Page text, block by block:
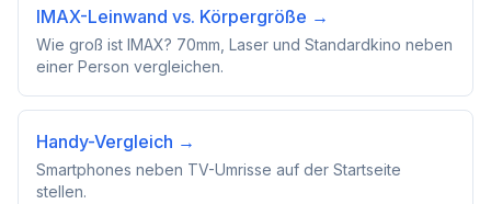
IMAX-Leinwand vs. Körpergröße →
Wie groß ist IMAX? 70mm, Laser und Standardkino neben
einer Person vergleichen.
Handy-Vergleich →
Smartphones neben TV-Umrisse auf der Startseite
stellen.